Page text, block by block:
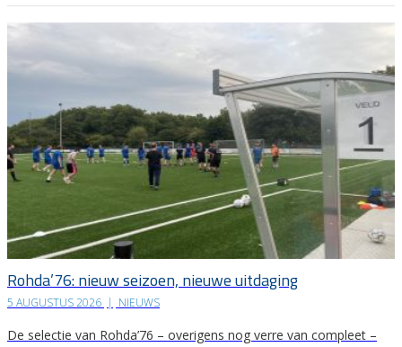
Rohda’76: nieuw seizoen, nieuwe uitdaging
5 AUGUSTUS 2026 | NIEUWS
De selectie van Rohda’76 – overigens nog verre van compleet –